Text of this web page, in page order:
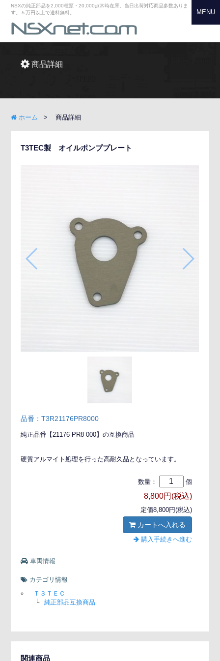
NSXの純正部品を2,000種類・20,000点常時在庫。当日出荷対応商品多数ありま
す。５万円以上で送料無料。
MENU
商品詳細
ホーム 商品詳細
T3TEC製 オイルポンププレート
品番：T3R21176PR8000
純正品番【21176-PR8-000】の互換商品
硬質アルマイト処理を行った高耐久品となっています。
数量： 個
8,800円(税込)
定価8,800円(税込)
カートへ入れる
購入手続きへ進む
車両情報
カテゴリ情報
Ｔ３ＴＥＣ
└
純正部品互換商品
関連商品